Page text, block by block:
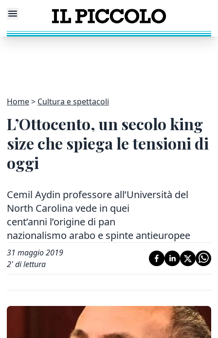
Home Cultura e spettacoli
L’Ottocento, un secolo king
size che spiega le tensioni di
oggi
Cemil Aydin professore all’Università del
North Carolina vede in quei
cent’anni l’origine di pan
nazionalismo arabo e spinte antieuropee
31 maggio 2019
2' di lettura